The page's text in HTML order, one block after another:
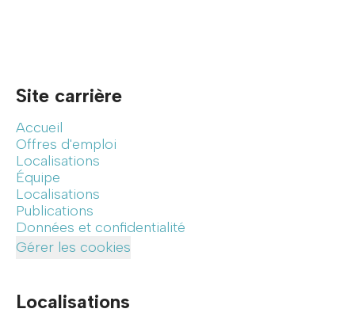
Site carrière
Accueil
Offres d'emploi
Localisations
Équipe
Localisations
Publications
Données et confidentialité
Gérer les cookies
Localisations